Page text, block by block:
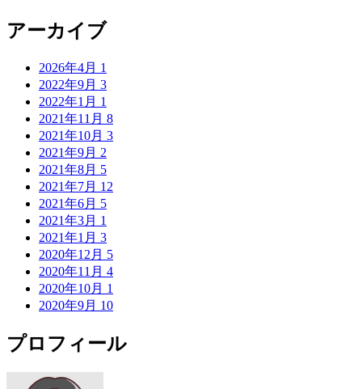
アーカイブ
2026年4月 1
2022年9月 3
2022年1月 1
2021年11月 8
2021年10月 3
2021年9月 2
2021年8月 5
2021年7月 12
2021年6月 5
2021年3月 1
2021年1月 3
2020年12月 5
2020年11月 4
2020年10月 1
2020年9月 10
プロフィール